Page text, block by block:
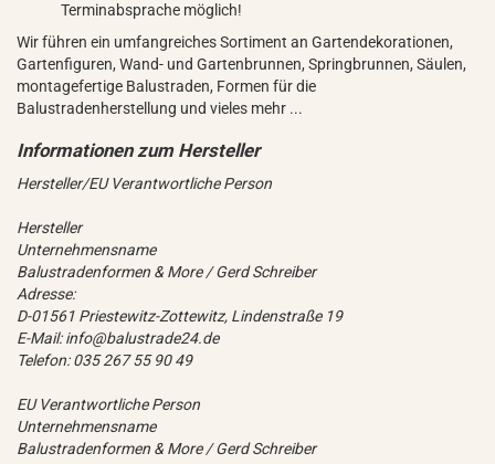
Terminabsprache möglich!
Wir führen ein umfangreiches Sortiment an Gartendekorationen,
Gartenfiguren, Wand- und Gartenbrunnen, Springbrunnen, Säulen,
montagefertige Balustraden, Formen für die
Balustradenherstellung und vieles mehr ...
Hersteller/EU Verantwortliche Person
Hersteller
Unternehmensname
Balustradenformen & More / Gerd Schreiber
Adresse:
D-01561 Priestewitz-Zottewitz, Lindenstraße 19
E-Mail: info@balustrade24.de
Telefon: 035 267 55 90 49
EU Verantwortliche Person
Unternehmensname
Balustradenformen & More / Gerd Schreiber